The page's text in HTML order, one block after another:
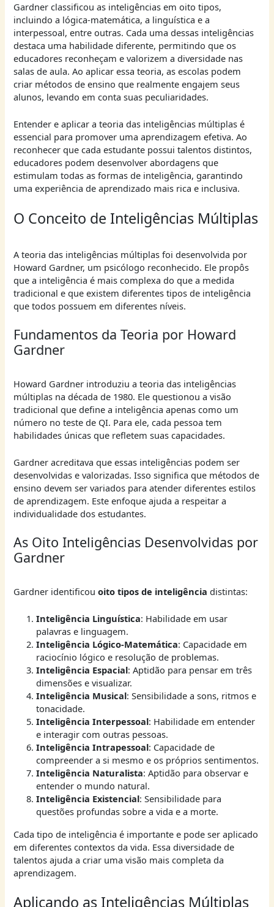
Gardner classificou as inteligências em oito tipos,
incluindo a lógica-matemática, a linguística e a
interpessoal, entre outras. Cada uma dessas inteligências
destaca uma habilidade diferente, permitindo que os
educadores reconheçam e valorizem a diversidade nas
salas de aula. Ao aplicar essa teoria, as escolas podem
criar métodos de ensino que realmente engajem seus
alunos, levando em conta suas peculiaridades.
Entender e aplicar a teoria das inteligências múltiplas é
essencial para promover uma aprendizagem efetiva. Ao
reconhecer que cada estudante possui talentos distintos,
educadores podem desenvolver abordagens que
estimulam todas as formas de inteligência, garantindo
uma experiência de aprendizado mais rica e inclusiva.
O Conceito de Inteligências Múltiplas
A teoria das inteligências múltiplas foi desenvolvida por
Howard Gardner, um psicólogo reconhecido. Ele propôs
que a inteligência é mais complexa do que a medida
tradicional e que existem diferentes tipos de inteligência
que todos possuem em diferentes níveis.
Fundamentos da Teoria por Howard
Gardner
Howard Gardner introduziu a teoria das inteligências
múltiplas na década de 1980. Ele questionou a visão
tradicional que define a inteligência apenas como um
número no teste de QI. Para ele, cada pessoa tem
habilidades únicas que refletem suas capacidades.
Gardner acreditava que essas inteligências podem ser
desenvolvidas e valorizadas. Isso significa que métodos de
ensino devem ser variados para atender diferentes estilos
de aprendizagem. Este enfoque ajuda a respeitar a
individualidade dos estudantes.
As Oito Inteligências Desenvolvidas por
Gardner
Gardner identificouoito tipos de inteligência distintas:
Inteligência Linguística: Habilidade em usar
palavras e linguagem.
Inteligência Lógico-Matemática: Capacidade em
raciocínio lógico e resolução de problemas.
Inteligência Espacial: Aptidão para pensar em três
dimensões e visualizar.
Inteligência Musical: Sensibilidade a sons, ritmos e
tonacidade.
Inteligência Interpessoal: Habilidade em entender
e interagir com outras pessoas.
Inteligência Intrapessoal: Capacidade de
compreender a si mesmo e os próprios sentimentos.
Inteligência Naturalista: Aptidão para observar e
entender o mundo natural.
Inteligência Existencial: Sensibilidade para
questões profundas sobre a vida e a morte.
Cada tipo de inteligência é importante e pode ser aplicado
em diferentes contextos da vida. Essa diversidade de
talentos ajuda a criar uma visão mais completa da
aprendizagem.
Aplicando as Inteligências Múltiplas